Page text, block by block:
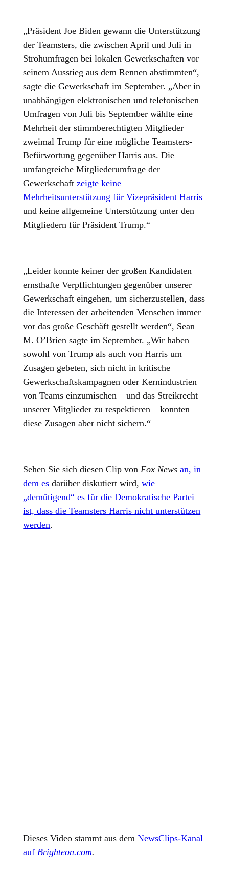
„Präsident Joe Biden gewann die Unterstützung
der Teamsters, die zwischen April und Juli in
Strohumfragen bei lokalen Gewerkschaften vor
seinem Ausstieg aus dem Rennen abstimmten“,
sagte die Gewerkschaft im September. „Aber in
unabhängigen elektronischen und telefonischen
Umfragen von Juli bis September wählte eine
Mehrheit der stimmberechtigten Mitglieder
zweimal Trump für eine mögliche Teamsters-
Befürwortung gegenüber Harris aus. Die
umfangreiche Mitgliederumfrage der
Gewerkschaftzeigte keine
Mehrheitsunterstützung für Vizepräsident Harris
und keine allgemeine Unterstützung unter den
Mitgliedern für Präsident Trump.“
„Leider konnte keiner der großen Kandidaten
ernsthafte Verpflichtungen gegenüber unserer
Gewerkschaft eingehen, um sicherzustellen, dass
die Interessen der arbeitenden Menschen immer
vor das große Geschäft gestellt werden“, Sean
M. O’Brien sagte im September. „Wir haben
sowohl von Trump als auch von Harris um
Zusagen gebeten, sich nicht in kritische
Gewerkschaftskampagnen oder Kernindustrien
von Teams einzumischen – und das Streikrecht
unserer Mitglieder zu respektieren – konnten
diese Zusagen aber nicht sichern.“
Sehen Sie sich diesen Clip vonFox Newsan, in
dem esdarüber diskutiert wird,wie
„demütigend“ es für die Demokratische Partei
ist, dass die Teamsters Harris nicht unterstützen
werden.
Dieses Video stammt aus demNewsClips-Kanal
aufBrighteon.com.